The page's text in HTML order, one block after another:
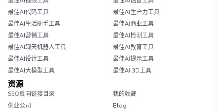
最佳AI代码工具
最佳AI生产力工具
最佳AI生活助手工具
最佳AI商业工具
最佳AI营销工具
最佳AI检测工具
最佳AI聊天机器人工具
最佳AI教育工具
最佳AI设计工具
最佳AI提示工具
最佳AI大模型工具
最佳AI 3D工具
资源
SEO反向链接目录
我的收藏
创业公司
Blog